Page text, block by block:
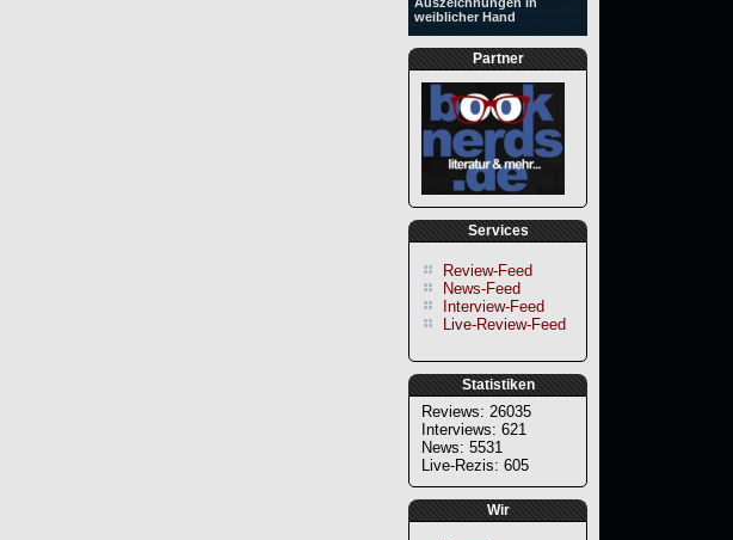
weiblicher Hand
Partner
Services
Review-Feed
News-Feed
Interview-Feed
Live-Review-Feed
Statistiken
Reviews: 26035
Interviews: 621
News: 5531
Live-Rezis: 605
Wir